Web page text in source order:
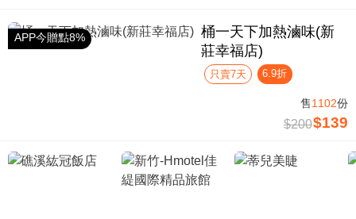
APP今贈點8%
桶一天下加熱滷味(新
莊幸福店)
只賣7天 6.9折
售1102份
$200$139